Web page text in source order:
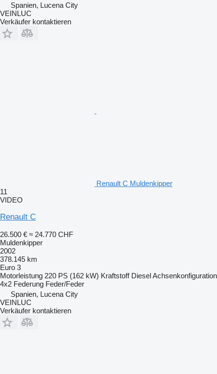
Spanien, Lucena City
VEINLUC
Verkäufer kontaktieren
Renault C Muldenkipper
11
VIDEO
Renault C
26.500 € ≈ 24.770 CHF
Muldenkipper
2002
378.145 km
Euro 3
Motorleistung 220 PS (162 kW) Kraftstoff DieselAchsenkonfiguration
4x2 Federung Feder/Feder
Spanien, Lucena City
VEINLUC
Verkäufer kontaktieren